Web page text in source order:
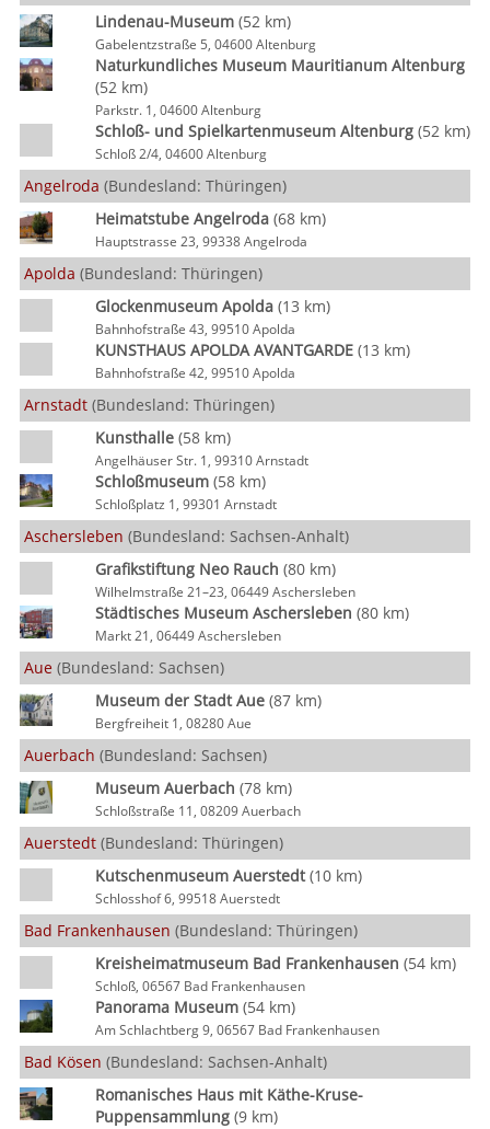
Lindenau-Museum(52 km)
Gabelentzstraße 5, 04600 Altenburg
Naturkundliches Museum Mauritianum Altenburg
(52 km)
Parkstr. 1, 04600 Altenburg
Schloß- und Spielkartenmuseum Altenburg(52 km)
Schloß 2/4, 04600 Altenburg
Angelroda (Bundesland: Thüringen)
Heimatstube Angelroda(68 km)
Hauptstrasse 23, 99338 Angelroda
Apolda (Bundesland: Thüringen)
Glockenmuseum Apolda(13 km)
Bahnhofstraße 43, 99510 Apolda
KUNSTHAUS APOLDA AVANTGARDE(13 km)
Bahnhofstraße 42, 99510 Apolda
Arnstadt (Bundesland: Thüringen)
Kunsthalle(58 km)
Angelhäuser Str. 1, 99310 Arnstadt
Schloßmuseum(58 km)
Schloßplatz 1, 99301 Arnstadt
Aschersleben (Bundesland: Sachsen-Anhalt)
Grafikstiftung Neo Rauch (80 km)
Wilhelmstraße 21–23, 06449 Aschersleben
Städtisches Museum Aschersleben (80 km)
Markt 21, 06449 Aschersleben
Aue (Bundesland: Sachsen)
Museum der Stadt Aue(87 km)
Bergfreiheit 1, 08280 Aue
Auerbach (Bundesland: Sachsen)
Museum Auerbach (78 km)
Schloßstraße 11, 08209 Auerbach
Auerstedt (Bundesland: Thüringen)
Kutschenmuseum Auerstedt(10 km)
Schlosshof 6, 99518 Auerstedt
Bad Frankenhausen (Bundesland: Thüringen)
Kreisheimatmuseum Bad Frankenhausen (54 km)
Schloß, 06567 Bad Frankenhausen
Panorama Museum(54 km)
Am Schlachtberg 9, 06567 Bad Frankenhausen
Bad Kösen (Bundesland: Sachsen-Anhalt)
Romanisches Haus mit Käthe-Kruse-
Puppensammlung(9 km)